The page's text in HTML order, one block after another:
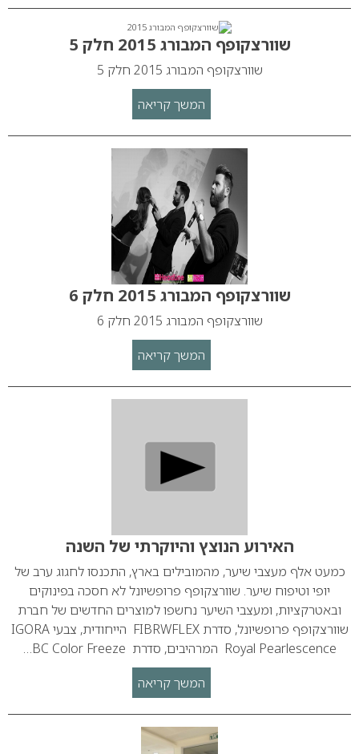
שוורצקופף המבורג 2015 חלק 5
שוורצקופף המבורג 2015 חלק 5
המשך קריאה
שוורצקופף המבורג 2015 חלק 6
שוורצקופף המבורג 2015 חלק 6
המשך קריאה
האירוע הנוצץ והיוקרתי של השנה
כמעט אלף מעצבי שיער, מהמובילים בארץ, התכנסו לחגוג ערב של
יופי וטיפוח שיער. שוורצקופף פרופשיונל לא חסכה בפינוקים
ובאטרקציות, ומעצבי השיער נחשפו למוצרים החדשים של חברת
שוורצקופף פרופשיונל, סדרת FIBRWFLEX הייחודית, צבעי IGORA
Royal Pearlescence המרהיבים, סדרת BC Color Freeze…
המשך קריאה